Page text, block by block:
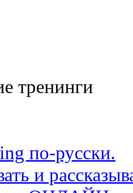
тренинги
по-русски.
и